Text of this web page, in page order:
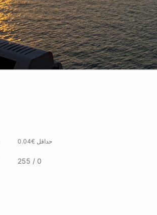
حداقل €0.04
0 / 255